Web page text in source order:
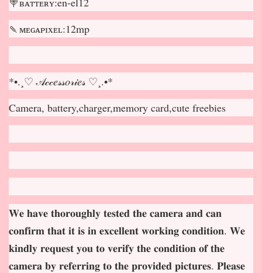
🍡ᴍᴇɢᴀᴘɪxᴇʟ:12mp
*•.¸♡ 𝒜𝒸𝒸𝑒𝓈𝓈𝑜𝓇𝒾𝑒𝓈 ♡¸.•*
Camera, battery,charger,memory card,cute freebies
𝐖𝐞 𝐡𝐚𝐯𝐞 𝐭𝐡𝐨𝐫𝐨𝐮𝐠𝐡𝐥𝐲 𝐭𝐞𝐬𝐭𝐞𝐝 𝐭𝐡𝐞 𝐜𝐚𝐦𝐞𝐫𝐚 𝐚𝐧𝐝 𝐜𝐚𝐧
𝐜𝐨𝐧𝐟𝐢𝐫𝐦 𝐭𝐡𝐚𝐭 𝐢𝐭 𝐢𝐬 𝐢𝐧 𝐞𝐱𝐜𝐞𝐥𝐥𝐞𝐧𝐭 𝐰𝐨𝐫𝐤𝐢𝐧𝐠 𝐜𝐨𝐧𝐝𝐢𝐭𝐢𝐨𝐧. 𝐖𝐞
𝐤𝐢𝐧𝐝𝐥𝐲 𝐫𝐞𝐪𝐮𝐞𝐬𝐭 𝐲𝐨𝐮 𝐭𝐨 𝐯𝐞𝐫𝐢𝐟𝐲 𝐭𝐡𝐞 𝐜𝐨𝐧𝐝𝐢𝐭𝐢𝐨𝐧 𝐨𝐟 𝐭𝐡𝐞
𝐜𝐚𝐦𝐞𝐫𝐚 𝐛𝐲 𝐫𝐞𝐟𝐞𝐫𝐫𝐢𝐧𝐠 𝐭𝐨 𝐭𝐡𝐞 𝐩𝐫𝐨𝐯𝐢𝐝𝐞𝐝 𝐩𝐢𝐜𝐭𝐮𝐫𝐞𝐬. 𝐏𝐥𝐞𝐚𝐬𝐞